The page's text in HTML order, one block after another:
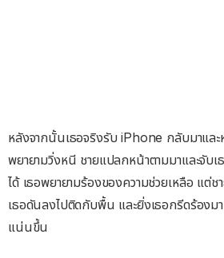
หลังจากนั้นเธอจริงรับ iPhone กลับมาแล
พยายามวิ่งหนี ชายแปลกหน้าตามมาและจับ
ได้ เธอพยายามร้องของความช่วยเหลือ แต่
เธอดันลงไปติดกับพื้น และยิ่งเธอกรีดร้องม
แน่นขึ้น